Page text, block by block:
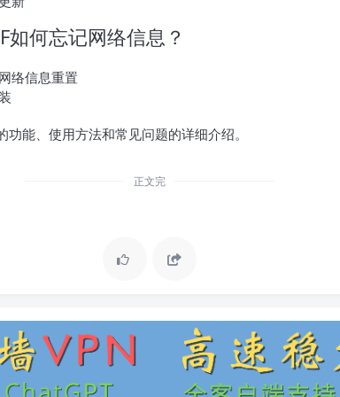
何忘记网络信息？
络信息重置
能、使用方法和常见问题的详细介绍。
正文完